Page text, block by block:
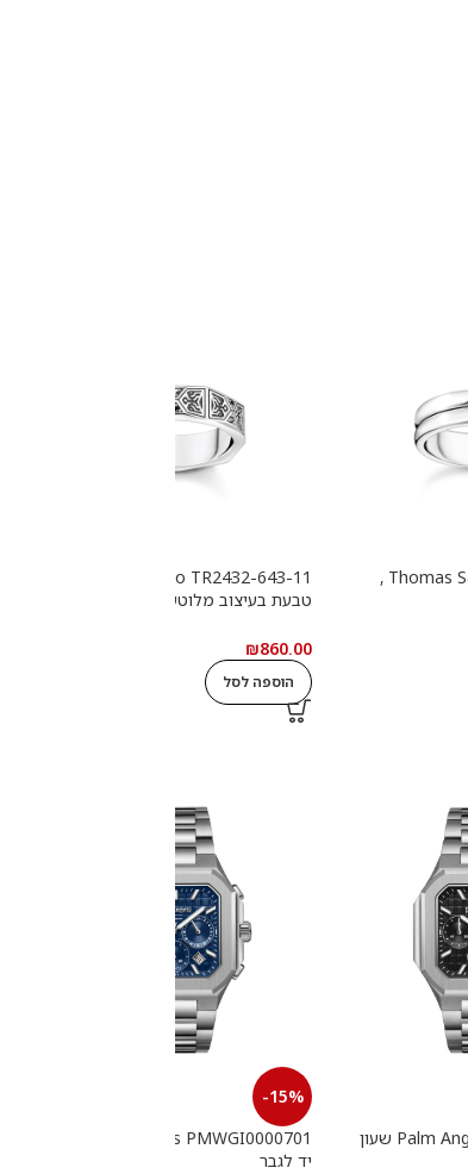
Thomas Sabo TR2492-001-21 ,
טבעת בעיצוב מלוטש עם אבנים
₪860.00
הוספה לסל
Palm Angels PMWGI0000702 שעון
-15%
יד לגבר